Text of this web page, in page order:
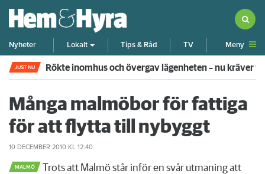
Nyheter Lokalt Tips & Råd TV Meny
JUST NU Rökte inomhus och övergav lägenheten – nu kräver
Många malmöbor för fattiga
för att flytta till nybyggt
10 DECEMBER 2010 KL 12:40
MALMÖ
Trots att Malmö står inför en svår utmaning att